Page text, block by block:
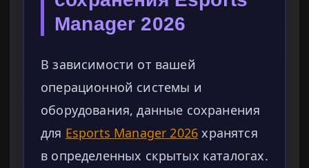
Manager 2026
В зависимости от вашей
операционной системы и
оборудования, данные сохранения
для Esports Manager 2026 хранятся
в определенных скрытых каталогах.